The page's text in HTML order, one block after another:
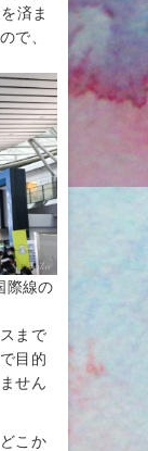
済ま
で、
際線の
まで
目的
せん
こか